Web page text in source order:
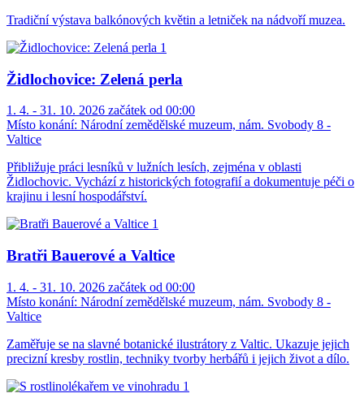
Tradiční výstava balkónových květin a letniček na nádvoří muzea.
Židlochovice: Zelená perla
1. 4. - 31. 10. 2026 začátek od 00:00
Místo konání: Národní zemědělské muzeum, nám. Svobody 8 -
Valtice
Přibližuje práci lesníků v lužních lesích, zejména v oblasti
Židlochovic. Vychází z historických fotografií a dokumentuje péči o
krajinu i lesní hospodářství.
Bratři Bauerové a Valtice
1. 4. - 31. 10. 2026 začátek od 00:00
Místo konání: Národní zemědělské muzeum, nám. Svobody 8 -
Valtice
Zaměřuje se na slavné botanické ilustrátory z Valtic. Ukazuje jejich
precizní kresby rostlin, techniky tvorby herbářů i jejich život a dílo.